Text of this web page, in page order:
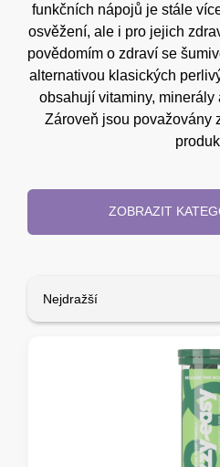
funkčních nápojů je stále
osvěžení, ale i pro jejich
povědomím o zdraví se
alternativou klasických
obsahují vitaminy, minerály
Zároveň jsou považovány
ZOBRAZIT
Nejdražší